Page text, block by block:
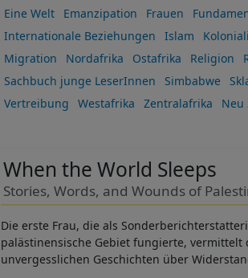
Eine Welt
Emanzipation Frauen
Internationale Beziehungen
Islam
Migration
Nordafrika Ostafrika Religion
Sachbuch junge LeserInnen
Simbabwe
Vertreibung
Westafrika Zentralafrika Neu
When the World Sleeps
Stories, Words, and Wounds of
Die erste Frau, die als
palästinensische Gebiet fungierte, vermittelt
unvergesslichen Geschichten über